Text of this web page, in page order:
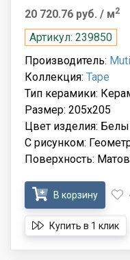
20 720.76 руб. / м2
Артикул: 239850
Производитель:
Коллекция: Tape
Тип керамики:
Размер: 205x205
Цвет изделия:
С рисунком:
Поверхность:
В корзину
Купить в 1 клик